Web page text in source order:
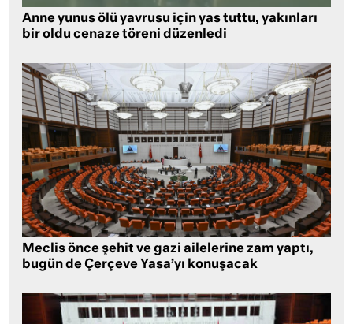
Anne yunus ölü yavrusu için yas tuttu, yakınları
bir oldu cenaze töreni düzenledi
Meclis önce şehit ve gazi ailelerine zam yaptı,
bugün de Çerçeve Yasa’yı konuşacak